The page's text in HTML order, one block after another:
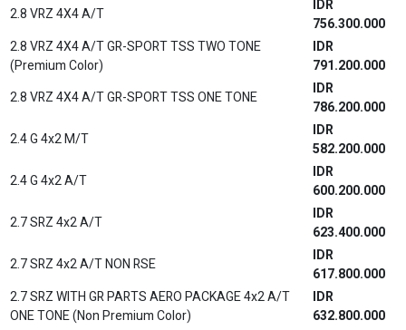
2.4 E (4X4) DSL M/T
454.600.000
2.4 E-RTS (4X4) DSL M/T
IDR
463.500.000
2.4 G (4X4) DSL M/T
IDR
488.300.000
2.4 V (4x4) DSL A/T
IDR
539.900.000
IDR
287.700.000
IDR
310.500.000
IDR
414.000.000
New Rush